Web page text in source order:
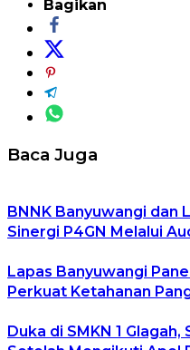
Bagikan
Baca Juga
BNNK Banyuwangi dan
Sinergi P4GN Melalui
Lapas Banyuwangi
Perkuat Ketahanan
Duka di SMKN 1